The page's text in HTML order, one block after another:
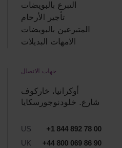
التبرع بالبويضات
تأجير الأرحام
المتبرعين بالبويضات
الامهات البديلات
جهات الاتصال
أوكرانيا، خاركوف
شارع. خلودنوجورسكايا
US
+1 844 892 78 00
UK
+44 800 069 86 90